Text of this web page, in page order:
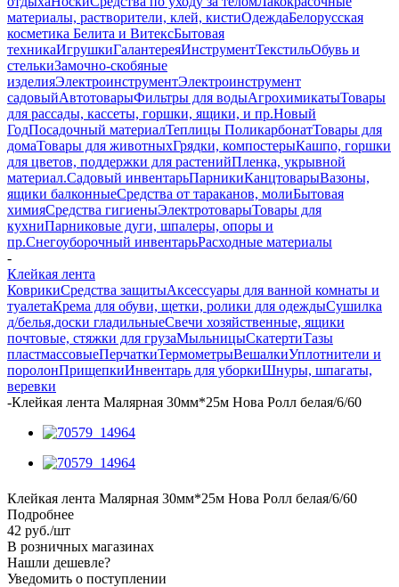
материалы, растворители, клей, кистиОдеждаБелорусская
косметика Белита и ВитексБытовая
техникаИгрушкиГалантереяИнструментТекстильОбувь и
стелькиЗамочно-скобяные
изделияЭлектроинструментЭлектроинструмент
садовыйАвтотоварыФильтры для водыАгрохимикатыТовары
для рассады, кассеты, горшки, ящики, и пр.Новый
ГодПосадочный материалТеплицы ПоликарбонатТовары для
домаТовары для животныхГрядки, компостерыКашпо, горшки
для цветов, поддержки для растенийПленка, укрывной
материал.Садовый инвентарьПарникиКанцтоварыВазоны,
ящики балконныеСредства от тараканов, молиБытовая
химияСредства гигиеныЭлектротоварыТовары для
кухниПарниковые дуги, шпалеры, опоры и
пр.Снегоуборочный инвентарьРасходные материалы
-
Клейкая лента
КоврикиСредства защитыАксессуары для ванной комнаты и
туалетаКрема для обуви, щетки, ролики для одеждыСушилка
д/белья,доски гладильныеСвечи хозяйственные, ящики
почтовые, стяжки для грузаМыльницыСкатертиТазы
пластмассовыеПерчаткиТермометрыВешалкиУплотнители и
поролонПрищепкиИнвентарь для уборкиШнуры, шпагаты,
веревки
-Клейкая лента Малярная 30мм*25м Нова Ролл белая/6/60
Клейкая лента Малярная 30мм*25м Нова Ролл белая/6/60
Подробнее
42 руб./шт
В розничных магазинах
Нашли дешевле?
Уведомить о поступлении